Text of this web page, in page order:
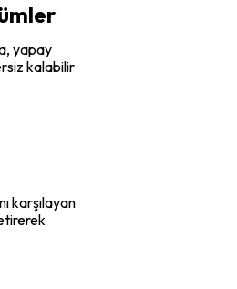
yapay
kalabilir
karşılayan